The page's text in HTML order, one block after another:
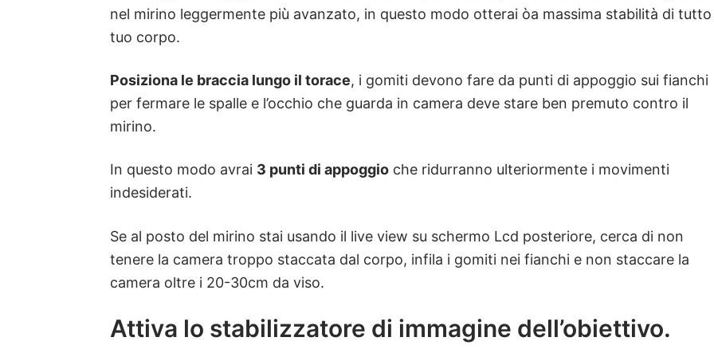
nel mirino leggermente più avanzato, in questo modo otterai òa massima stabilità di tutto
tuo corpo.
Posiziona le braccia lungo il torace, i gomiti devono fare da punti di appoggio sui fianchi
per fermare le spalle e l’occhio che guarda in camera deve stare ben premuto contro il
mirino.
In questo modo avrai 3 punti di appoggio che ridurranno ulteriormente i movimenti
indesiderati.
Se al posto del mirino stai usando il live view su schermo Lcd posteriore, cerca di non
tenere la camera troppo staccata dal corpo, infila i gomiti nei fianchi e non staccare la
camera oltre i 20-30cm da viso.
Attiva lo stabilizzatore di immagine dell’obiettivo.